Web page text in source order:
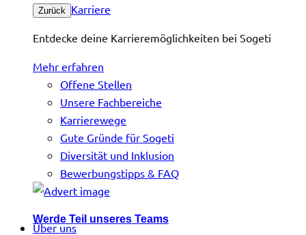
Zurück Karriere
Entdecke deine Karrieremöglichkeiten bei Sogeti
Mehr erfahren
Offene Stellen
Unsere Fachbereiche
Karrierewege
Gute Gründe für Sogeti
Diversität und Inklusion
Bewerbungstipps & FAQ
Werde Teil unseres Teams
Über uns